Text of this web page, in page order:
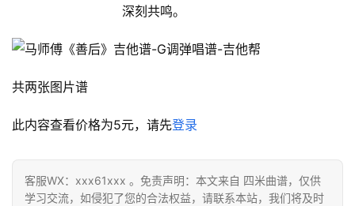
深刻共鸣。
共两张图片谱
此内容查看价格为5元，请先登录
客服WX：xxx61xxx 。免责声明：本文来自 四米曲谱，仅供
学习交流，如侵犯了您的合法权益，请联系本站，我们将及时